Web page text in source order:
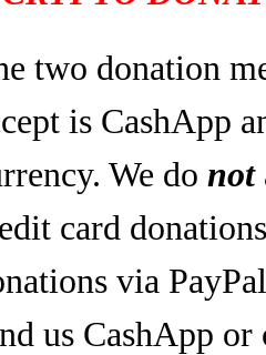
two donation
is CashApp
We do not
card
via
us CashApp